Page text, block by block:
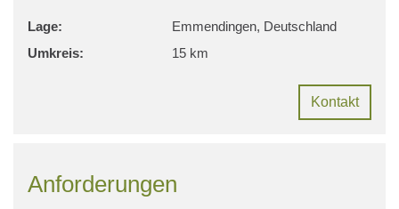
Lage:
Emmendingen, Deutschland
Umkreis:
15 km
Kontakt
Anforderungen